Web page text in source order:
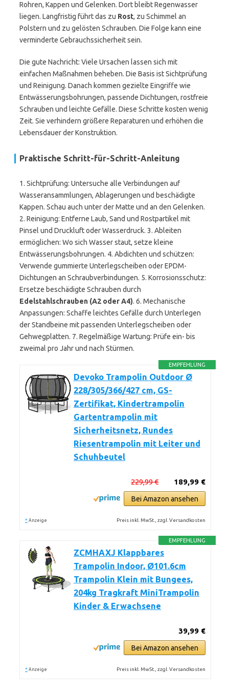
Rohren, Kappen und Gelenken. Dort bleibt Regenwasser
liegen. Langfristig führt das zu Rost, zu Schimmel an
Polstern und zu gelösten Schrauben. Die Folge kann eine
verminderte Gebrauchssicherheit sein.
Die gute Nachricht: Viele Ursachen lassen sich mit
einfachen Maßnahmen beheben. Die Basis ist Sichtprüfung
und Reinigung. Danach kommen gezielte Eingriffe wie
Entwässerungsbohrungen, passende Dichtungen, rostfreie
Schrauben und leichte Gefälle. Diese Schritte kosten wenig
Zeit. Sie verhindern größere Reparaturen und erhöhen die
Lebensdauer der Konstruktion.
Praktische Schritt-für-Schritt-Anleitung
1. Sichtprüfung: Untersuche alle Verbindungen auf
Wasseransammlungen, Ablagerungen und beschädigte
Kappen. Schau auch unter der Matte und an den Gelenken.
2. Reinigung: Entferne Laub, Sand und Rostpartikel mit
Pinsel und Druckluft oder Wasserdruck. 3. Ableiten
ermöglichen: Wo sich Wasser staut, setze kleine
Entwässerungsbohrungen. 4. Abdichten und schützen:
Verwende gummierte Unterlegscheiben oder EPDM-
Dichtungen an Schraubverbindungen. 5. Korrosionsschutz:
Ersetze beschädigte Schrauben durch
Edelstahlschrauben (A2 oder A4). 6. Mechanische
Anpassungen: Schaffe leichtes Gefälle durch Unterlegen
der Standbeine mit passenden Unterlegscheiben oder
Gehwegplatten. 7. Regelmäßige Wartung: Prüfe ein- bis
zweimal pro Jahr und nach Stürmen.
EMPFEHLUNG
Devoko Trampolin Outdoor Ø
228/305/366/427 cm, GS-
Zertifikat, Kindertrampolin
Gartentrampolin mit
Sicherheitsnetz, Rundes
Riesentrampolin mit Leiter und
Schuhbeutel
189,99 €
229,99 €
Bei Amazon ansehen
* Anzeige Preis inkl. MwSt., zzgl. Versandkosten
EMPFEHLUNG
ZCMHAXJ Klappbares
Trampolin Indoor, Ø101.6cm
Trampolin Klein mit Bungees,
204kg Tragkraft MiniTrampolin
Kinder & Erwachsene
39,99 €
Bei Amazon ansehen
* Anzeige Preis inkl. MwSt., zzgl. Versandkosten